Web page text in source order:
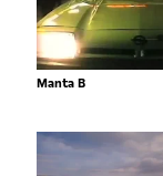
Manta B